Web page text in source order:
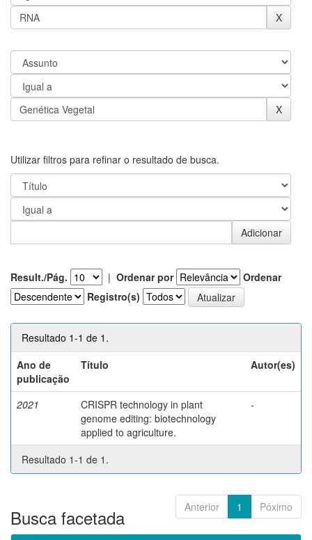
Utilizar filtros para refinar o resultado de busca.
Result./Pág. | Ordenar por
Ordenar
Registro(s)
Resultado 1-1 de 1.
Ano de
publicação
Título Autor(es)
2021
CRISPR technology in plant
genome editing: biotechnology
applied to agriculture.
-
Resultado 1-1 de 1.
Anterior 1 Póximo
Busca facetada